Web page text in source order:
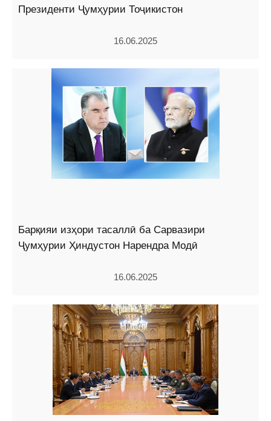
Президенти Ҷумҳурии Тоҷикистон
16.06.2025
Барқияи изҳори тасаллӣ ба Сарвазири
Ҷумҳурии Ҳиндустон Нарендра Модӣ
16.06.2025